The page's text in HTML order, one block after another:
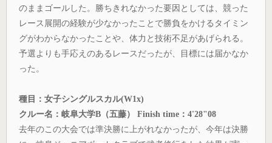
のままゴールした。勝ちきれなかった要因としては、競った
レース展開の経験が少なかったことで勝負をかけるタイミン
グがわからなかったことや、体力と技術不足があげられる。
予選よりも手応えのあるレースだったが、目標には届かなか
った。
種目：女子シングルスカル(W1x)
クルー名：岐阜大学B（五藤） Finish time：4'28"08
去年のこの大会では準決勝に上がれなかったが、今年は決勝